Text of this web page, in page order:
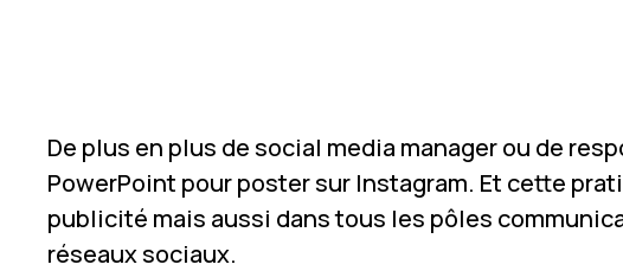
De plus en plus de social media manager ou de
PowerPoint pour poster sur Instagram. Et cette
publicité mais aussi dans tous les pôles
réseaux sociaux.